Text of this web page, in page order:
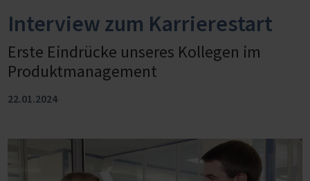
Interview zum Karrierestart
Erste Eindrücke unseres Kollegen im
Produktmanagement
22.01.2024